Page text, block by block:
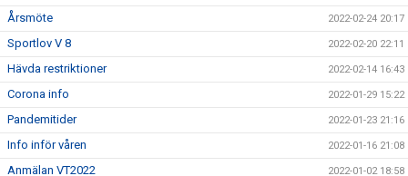
Årsmöte 2022-02-24 20:17
Sportlov V 8 2022-02-20 22:11
Hävda restriktioner 2022-02-14 16:43
Corona info 2022-01-29 15:22
Pandemitider 2022-01-23 21:16
Info inför våren 2022-01-16 21:08
Anmälan VT2022 2022-01-02 18:58